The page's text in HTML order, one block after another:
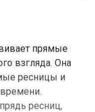
прямые
взгляда. Она
ресницы и
ресниц,